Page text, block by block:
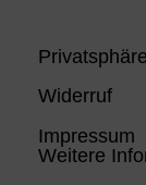
Widerruf
Impressum
Weitere